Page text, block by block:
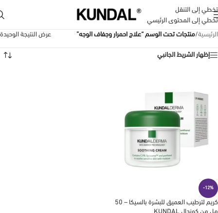
تخطي إلى التنقل
تخطي إلى المحتوى الرئيسي
الرئيسية/منتجات تحت الوسم “علاج احمرار وجفاف الوجه” عرض النتيجة الوحيدة
إظهار الشريط الجانبي
-12%
كريم لترطيب العميق للبشرة بالسيكا – 50